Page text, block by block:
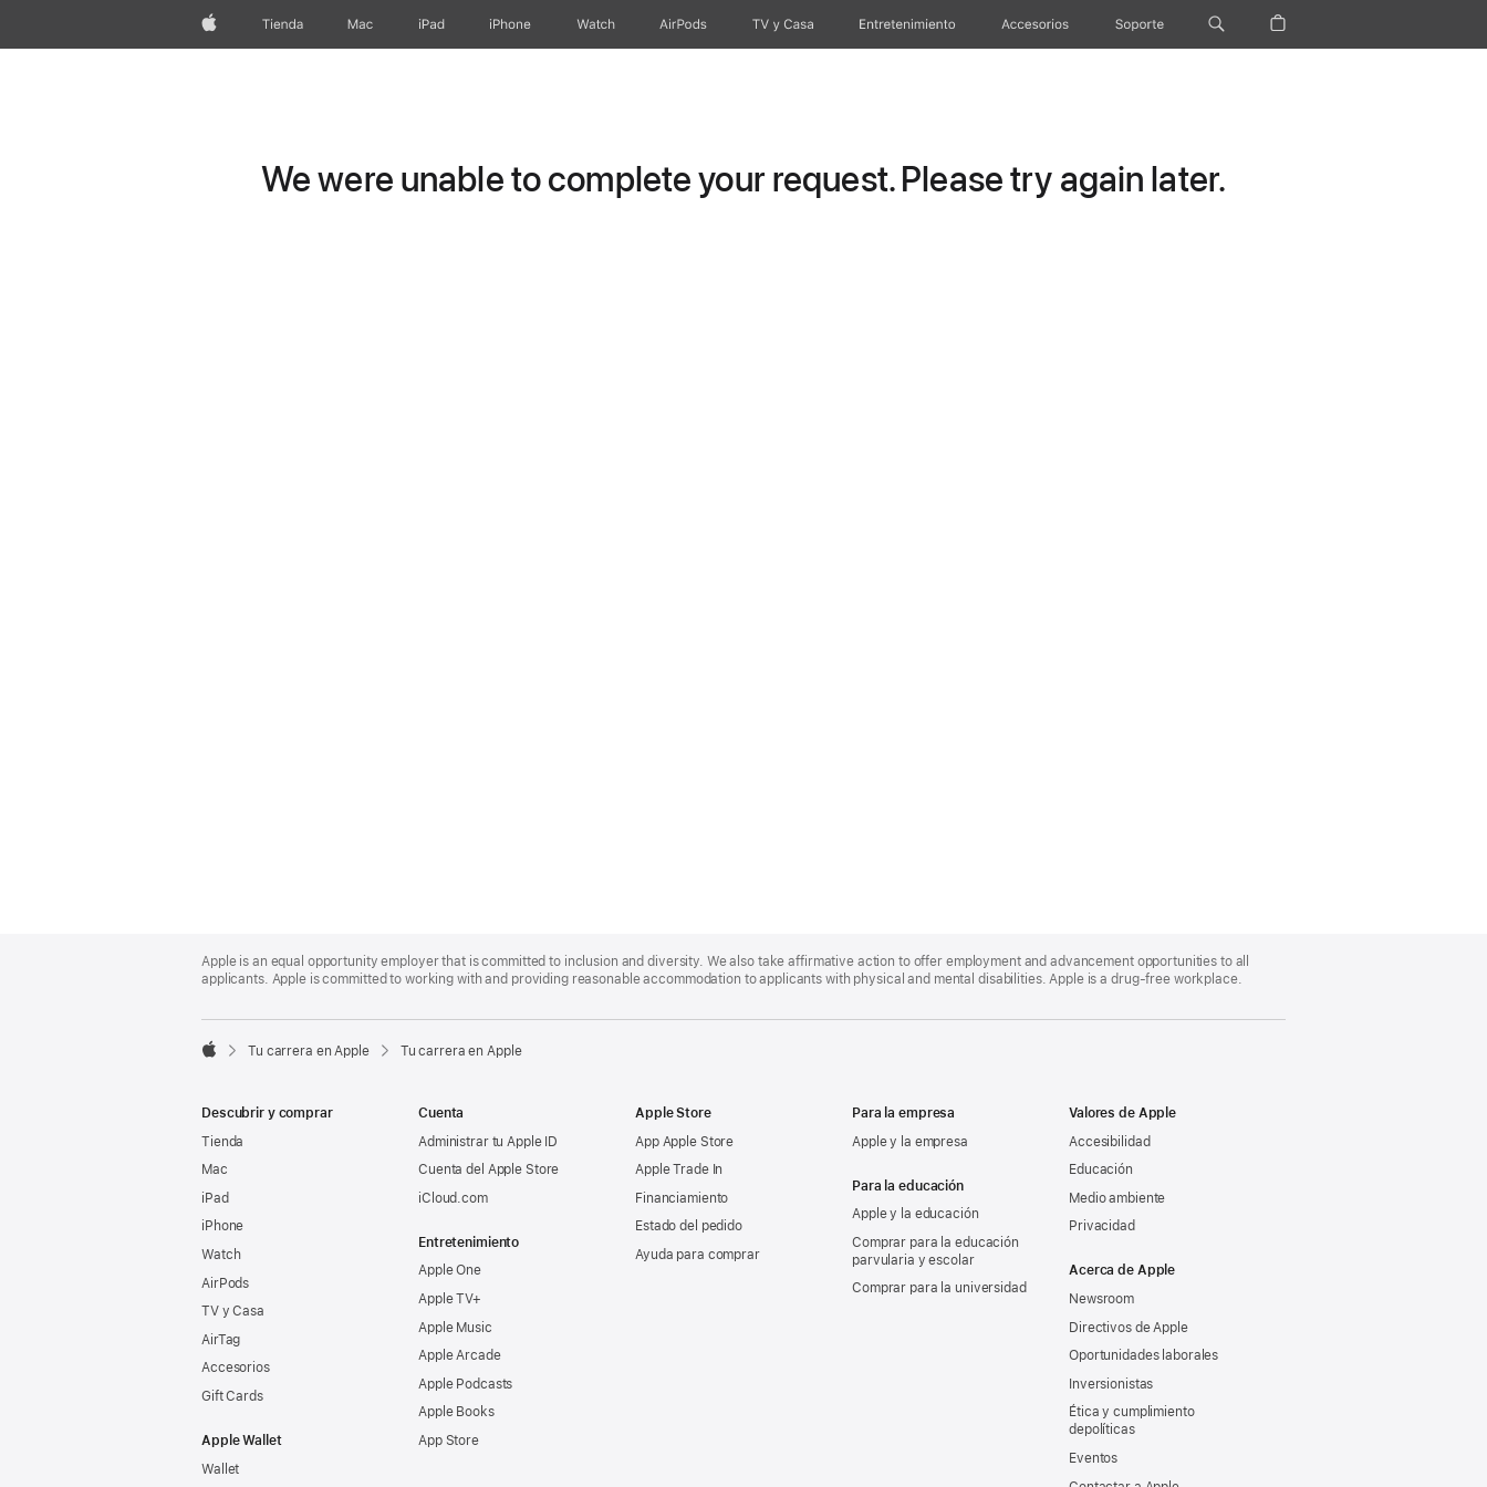
AppleTienda Mac iPad iPhone Watch AirPods TV & Casa Entretenimiento Accesorios Soporte
We were unable to complete your request. Please try again later.
Footer
Apple is an equal opportunity employer that is committed to inclusion and diversity. We also take affirmative action to offer employment and advancement opportunities to all
applicants. Apple is committed to working with and providing reasonable accommodation to applicants with physical and mental disabilities. Apple is a drug-free workplace.

Tu carrera en Apple Tu carrera en Apple
Descubrir y comprar
Tienda
Mac
iPad
iPhone
Watch
AirPods
TV y Casa
AirTag
Accesorios
Gift Cards
Apple Wallet
Wallet
Cuenta
Administrar tu Apple ID
Cuenta del Apple Store
iCloud.com
Entretenimiento
Apple One
Apple TV+
Apple Music
Apple Arcade
Apple Podcasts
Apple Books
App Store
Apple Store
App Apple Store
Apple Trade In
Financiamiento
Estado del pedido
Ayuda para comprar
Para la empresa
Apple y la empresa
Para la educación
Apple y la educación
Comprar para la educación
parvularia y escolar
Comprar para la universidad
Valores de Apple
Accesibilidad
Educación
Medio ambiente
Privacidad
Acerca de Apple
Newsroom
Directivos de Apple
Oportunidades laborales
Inversionistas
Ética y cumplimiento
depolíticas
Eventos